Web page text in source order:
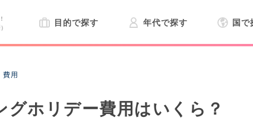
目的で探す 年代で探す 国で
費用
ホリデー費用はいくら？